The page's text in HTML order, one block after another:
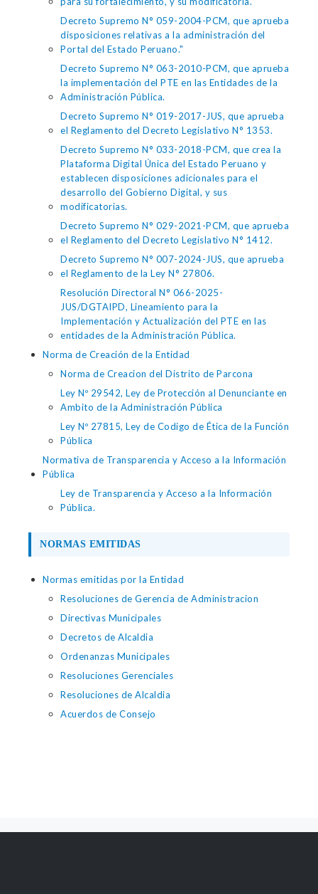
Decreto Supremo N° 059-2004-PCM, que aprueba
disposiciones relativas a la administración del
Portal del Estado Peruano."
Decreto Supremo N° 063-2010-PCM, que aprueba
la implementación del PTE en las Entidades de la
Administración Pública.
Decreto Supremo N° 019-2017-JUS, que aprueba
el Reglamento del Decreto Legislativo N° 1353.
Decreto Supremo N° 033-2018-PCM, que crea la
Plataforma Digital Única del Estado Peruano y
establecen disposiciones adicionales para el
desarrollo del Gobierno Digital, y sus
modificatorias.
Decreto Supremo N° 029-2021-PCM, que aprueba
el Reglamento del Decreto Legislativo N° 1412.
Decreto Supremo N° 007-2024-JUS, que aprueba
el Reglamento de la Ley N° 27806.
Resolución Directoral N° 066-2025-
JUS/DGTAIPD, Lineamiento para la
Implementación y Actualización del PTE en las
entidades de la Administración Pública.
Norma de Creación de la Entidad
Norma de Creacion del Distrito de Parcona
Ley Nº 29542, Ley de Protección al Denunciante en
Ambito de la Administración Pública
Ley Nº 27815, Ley de Codigo de Ética de la Función
Pública
Normativa de Transparencia y Acceso a la Información
Pública
Ley de Transparencia y Acceso a la Información
Pública.
NORMAS EMITIDAS
Normas emitidas por la Entidad
Resoluciones de Gerencia de Administracion
Directivas Municipales
Decretos de Alcaldia
Ordenanzas Municipales
Resoluciones Gerenciales
Resoluciones de Alcaldia
Acuerdos de Consejo